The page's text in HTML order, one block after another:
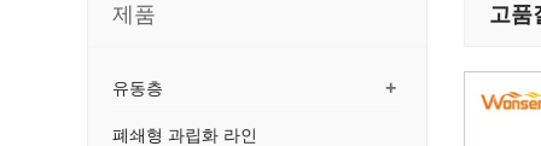
고품
제품
+
유동층
폐쇄형 과립화 라인